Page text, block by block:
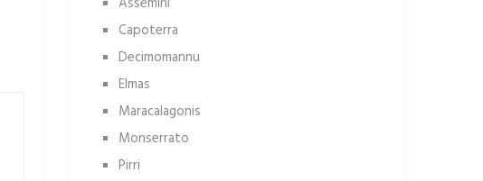
Capoterra
Decimomannu
Elmas
Maracalagonis
Monserrato
Pirri